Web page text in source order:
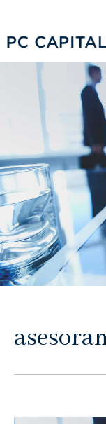
¿Quiénes
Nuestro
Ex-
Capital Privado
Deuda Privada
Banca de
ESG
Noticias